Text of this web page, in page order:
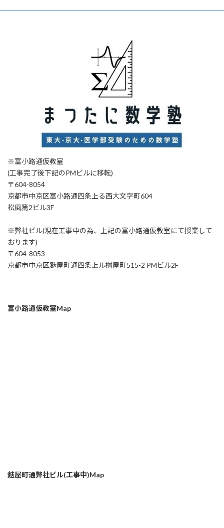
※富小路通仮教室
(工事完了後下記のPMビルに移転)
〒604-8054
京都市中京区富小路通四条上る西大文字町604
松風第2ビル3F
※弊社ビル(現在工事中の為、上記の富小路通仮教室にて授業して
おります)
〒604-8053
京都市中京区麩屋町通四条上ル桝屋町515-2 PMビル2F
富小路通仮教室Map
麩屋町通弊社ビル(工事中)Map